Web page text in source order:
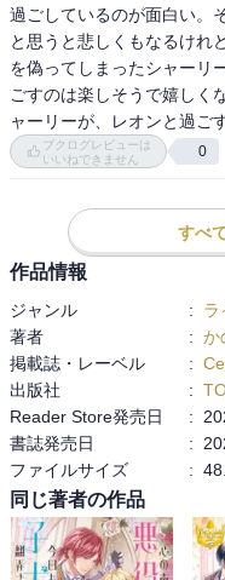
過ごしているのが面白い。
と思うと悲しくもなるけれ
を偽ってしまったシャーリ
ごすのは楽しそうで嬉しく
ャーリーが、レオンと過ご
ブクログレビューは
いいねできません
0
すべ
作品情報
ジャンル : ラ
著者
: か
掲載誌・レーベル
:
出版社
:
Reader Store発売日
:
書誌発売日
:
ファイルサイズ
:
同じ著者の作品